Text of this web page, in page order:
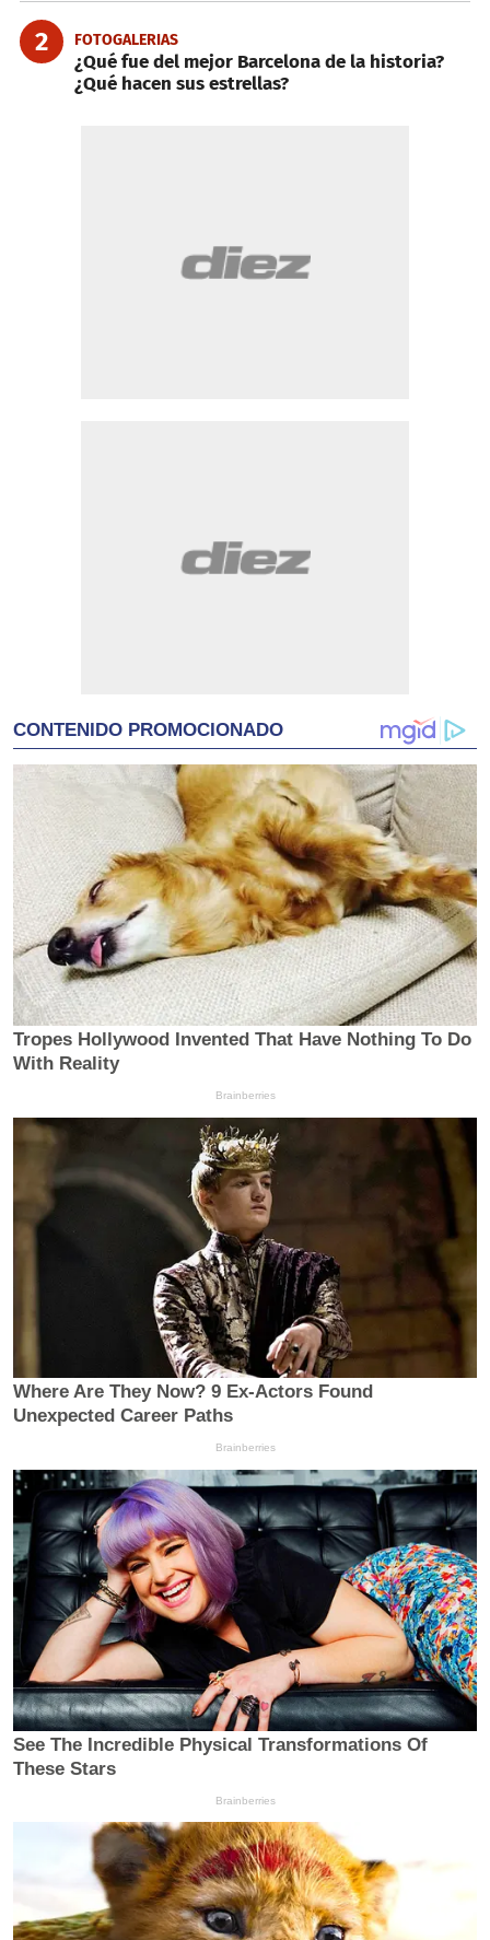
2 FOTOGALERIAS
¿Qué fue del mejor Barcelona de la historia?
¿Qué hacen sus estrellas?